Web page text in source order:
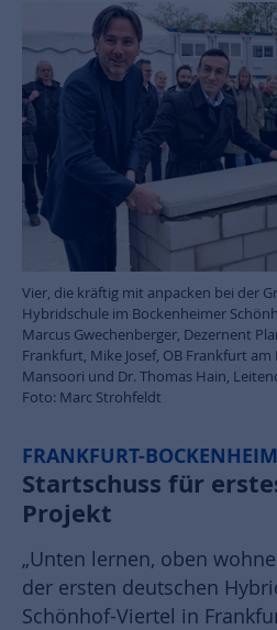
Vier, die kräftig mit anpacken bei der
Hybridschule im Bockenheimer
Marcus Gwechenberger, Dezernent
Frankfurt, Mike Josef, OB Frankfurt
Mansoori und Dr. Thomas Hain,
Foto: Marc Strohfeldt
FRANKFURT-BOCKENHEIM
Startschuss für
Projekt
„Unten lernen, oben
der ersten deutschen
Schönhof-Viertel in